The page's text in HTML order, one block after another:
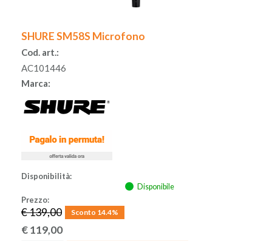
SHURE SM58S Microfono
Cod. art.:
AC101446
Marca:
Disponibilità:
Disponibile
Prezzo:
€ 139,00 Sconto 14.4%
€119,00